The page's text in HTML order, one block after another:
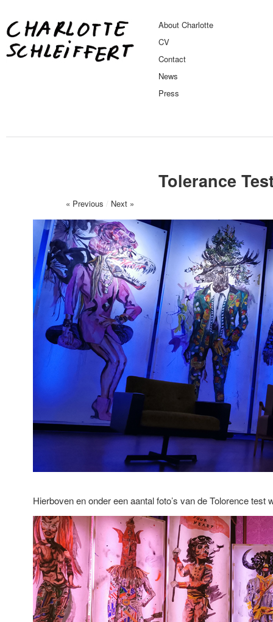
About Charlotte
CV
Contact
News
Press
Tolerance
« Previous / Next »
Hierboven en onder een aantal foto’s van de Tolorence